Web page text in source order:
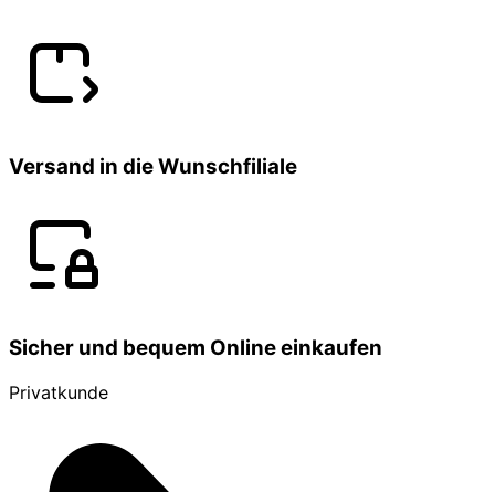
Versand in die Wunschfiliale
Sicher und bequem Online einkaufen
Privatkunde